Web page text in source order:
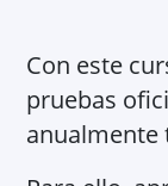
Con este
pruebas
anualmente